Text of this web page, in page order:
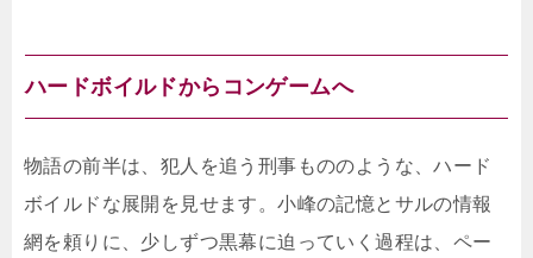
ハードボイルドからコンゲームへ
物語の前半は、犯人を追う刑事もののような、ハード
ボイルドな展開を見せます。小峰の記憶とサルの情報
網を頼りに、少しずつ黒幕に迫っていく過程は、ペー